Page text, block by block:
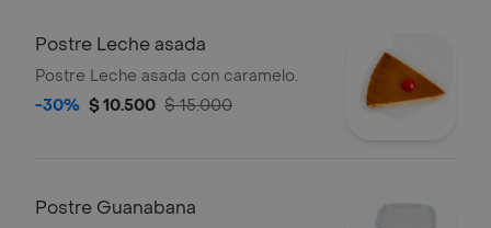
Postre Leche asada
Postre Leche asada con caramelo.
-30% $ 10.500 $ 15.000
Postre Guanabana